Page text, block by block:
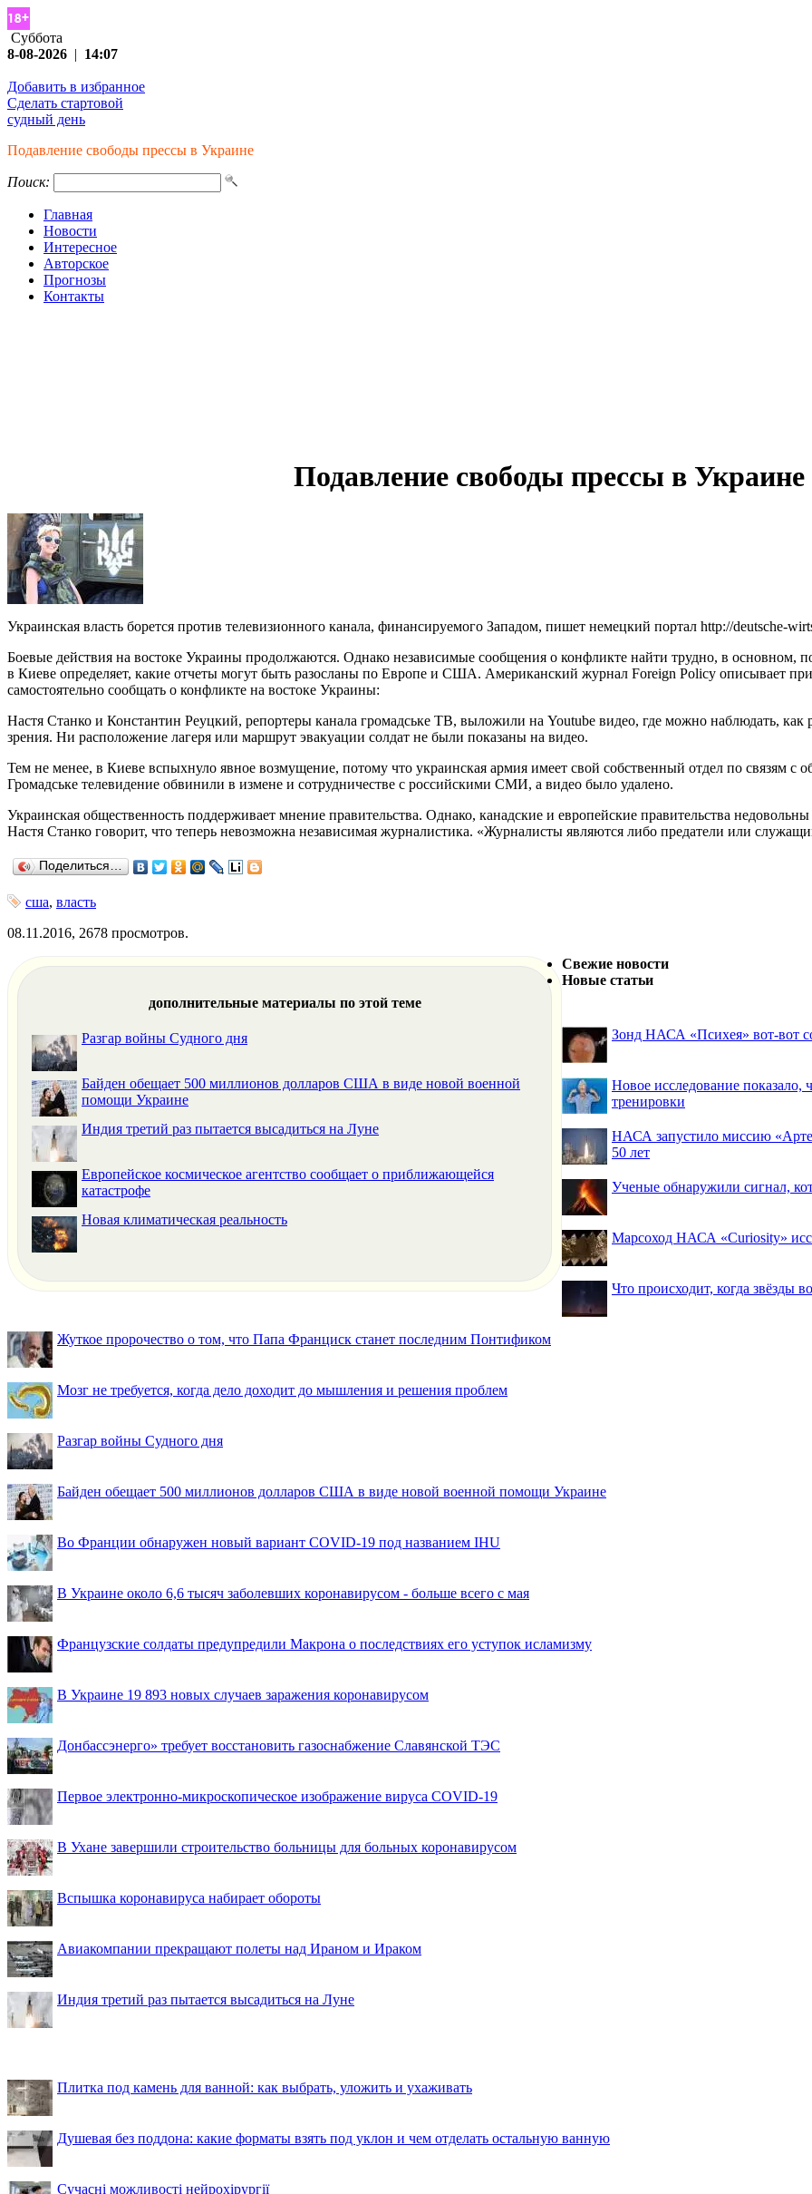
Суббота
8-08-2026 | 14:07
Добавить в избранное
Сделать стартовой
судный день
Подавление свободы прессы в Украине
Поиск:
Главная
Новости
Интересное
Авторское
Прогнозы
Контакты
Подавление свободы прессы в Украине
Украинская власть борется против телевизионного канала, финансируемого Западом, пишет немецкий портал http://deutsche-
Боевые действия на востоке Украины продолжаются. Однако независимые сообщения о конфликте найти трудно, в основном,
в Киеве определяет, какие отчеты могут быть разосланы по Европе и США. Американский журнал Foreign Policy описывает
самостоятельно сообщать о конфликте на востоке Украины:
Настя Станко и Константин Реуцкий, репортеры канала громадське ТВ, выложили на Youtube видео, где можно наблюдать,
зрения. Ни расположение лагеря или маршрут эвакуации солдат не были показаны на видео.
Тем не менее, в Киеве вспыхнуло явное возмущение, потому что украинская армия имеет свой собственный отдел по связям
Громадське телевидение обвинили в измене и сотрудничестве с российскими СМИ, а видео было удалено.
Украинская общественность поддерживает мнение правительства. Однако, канадские и европейские правительства
Настя Станко говорит, что теперь невозможна независимая журналистика. «Журналисты являются либо предатели или
Поделиться…
сша, власть
08.11.2016, 2678 просмотров.
дополнительные материалы по этой теме
Разгар войны Судного дня
Байден обещает 500 миллионов долларов США в виде новой военной
помощи Украине
Индия третий раз пытается высадиться на Луне
Европейское космическое агентство сообщает о приближающейся
катастрофе
Новая климатическая реальность
Свежие новости
Новые статьи
Зонд НАСА «Психея» вот-вот
Новое исследование
тренировки
НАСА запустило миссию
50 лет
Ученые обнаружили сигнал,
Марсоход НАСА «Curiosity»
Что происходит, когда звёзды
Жуткое пророчество о том, что Папа Франциск станет последним Понтификом
Мозг не требуется, когда дело доходит до мышления и решения проблем
Разгар войны Судного дня
Байден обещает 500 миллионов долларов США в виде новой военной помощи Украине
Во Франции обнаружен новый вариант COVID-19 под названием IHU
В Украине около 6,6 тысяч заболевших коронавирусом - больше всего с мая
Французские солдаты предупредили Макрона о последствиях его уступок исламизму
В Украине 19 893 новых случаев заражения коронавирусом
Донбассэнерго» требует восстановить газоснабжение Славянской ТЭС
Первое электронно-микроскопическое изображение вируса COVID-19
В Ухане завершили строительство больницы для больных коронавирусом
Вспышка коронавируса набирает обороты
Авиакомпании прекращают полеты над Ираном и Ираком
Индия третий раз пытается высадиться на Луне
Плитка под камень для ванной: как выбрать, уложить и ухаживать
Душевая без поддона: какие форматы взять под уклон и чем отделать остальную ванную
Сучасні можливості нейрохірургії